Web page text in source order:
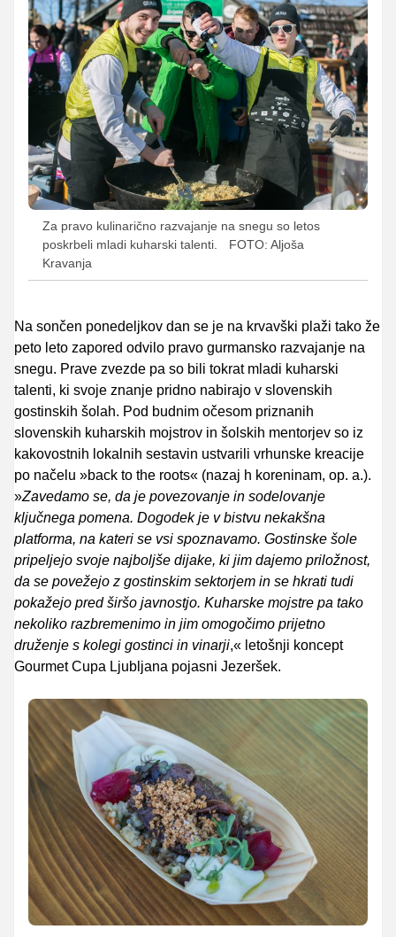
Za pravo kulinarično razvajanje na snegu so letos
poskrbeli mladi kuharski talenti.
FOTO: Aljoša
Kravanja
Na sončen ponedeljkov dan se je na krvavški plaži tako že
peto leto zapored odvilo pravo gurmansko razvajanje na
snegu. Prave zvezde pa so bili tokrat mladi kuharski
talenti, ki svoje znanje pridno nabirajo v slovenskih
gostinskih šolah. Pod budnim očesom priznanih
slovenskih kuharskih mojstrov in šolskih mentorjev so iz
kakovostnih lokalnih sestavin ustvarili vrhunske kreacije
po načelu »back to the roots« (nazaj h koreninam, op. a.).
»Zavedamo se, da je povezovanje in sodelovanje
ključnega pomena. Dogodek je v bistvu nekakšna
platforma, na kateri se vsi spoznavamo. Gostinske šole
pripeljejo svoje najboljše dijake, ki jim dajemo priložnost,
da se povežejo z gostinskim sektorjem in se hkrati tudi
pokažejo pred širšo javnostjo. Kuharske mojstre pa tako
nekoliko razbremenimo in jim omogočimo prijetno
druženje s kolegi gostinci in vinarji,« letošnji koncept
Gourmet Cupa Ljubljana pojasni Jezeršek.